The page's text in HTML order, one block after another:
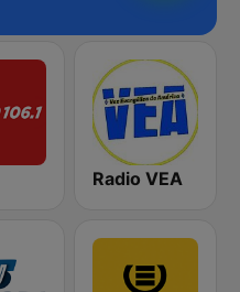
Radio VEA